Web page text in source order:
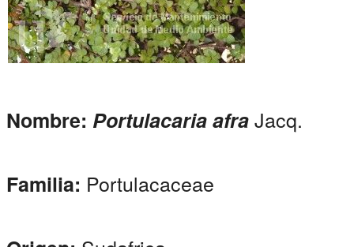
Nombre: Portulacaria afraJacq.
Familia: Portulacaceae